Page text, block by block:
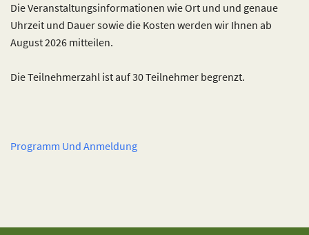
Die Veranstaltungsinformationen wie Ort und und genaue
Uhrzeit und Dauer sowie die Kosten werden wir Ihnen ab
August 2026 mitteilen.
Die Teilnehmerzahl ist auf 30 Teilnehmer begrenzt.
Programm Und Anmeldung